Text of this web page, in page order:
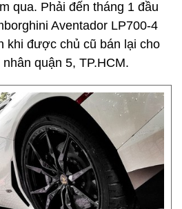
qua. Phải đến tháng 1 đầu
Aventador LP700-4
khi được chủ cũ bán lại cho
quận 5, TP.HCM.